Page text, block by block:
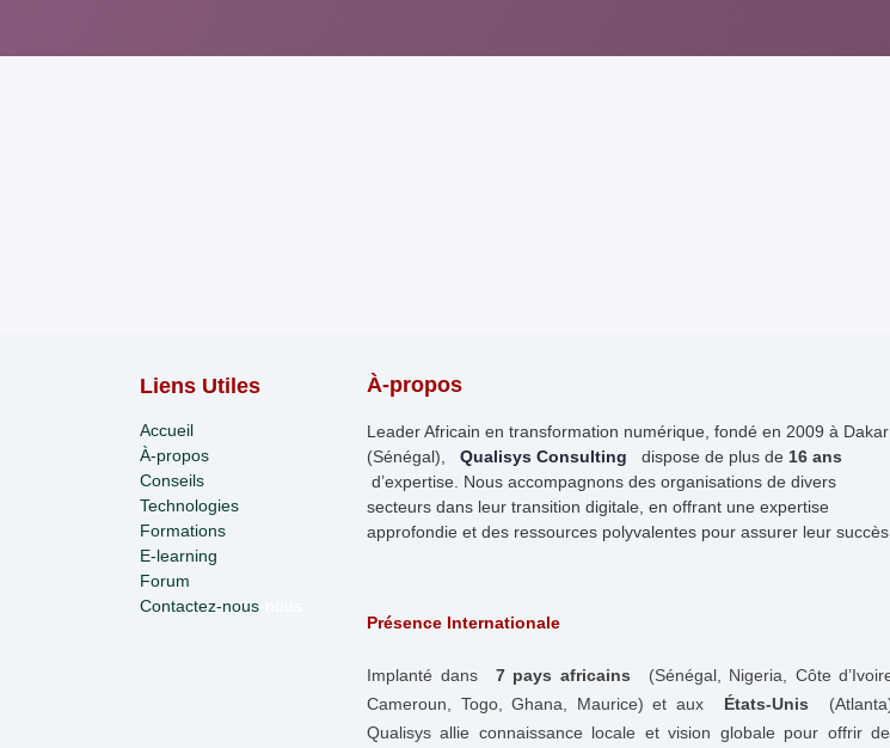
Liens Utiles
Accueil
À-propos
Conseils
Technologies
Formations
E-learning
Forum
Contactez-nous
À-propos
Leader Africain en transformation numérique, fondé en 2009 à Dakar
(Sénégal),
Qualisys Consulting dispose de plus de 16 ans
d’expertise. Nous accompagnons des organisations de divers
secteurs dans leur transition digitale, en offrant une expertise
approfondie et des ressources polyvalentes pour assurer leur succès.
Présence Internationale
Implanté dans 7 pays africains
(Sénégal, Nigeria, Côte
Cameroun, Togo, Ghana, Maurice) et aux
États-Unis
Qualisys allie connaissance locale et vision globale pour offrir